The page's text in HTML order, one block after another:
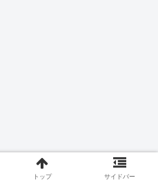
トップ サイドバー